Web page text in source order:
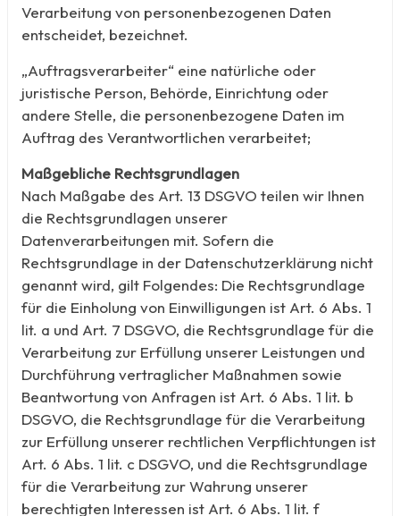
Verarbeitung von personenbezogenen Daten
entscheidet, bezeichnet.
„Auftragsverarbeiter“ eine natürliche oder
juristische Person, Behörde, Einrichtung oder
andere Stelle, die personenbezogene Daten im
Auftrag des Verantwortlichen verarbeitet;
Maßgebliche Rechtsgrundlagen
Nach Maßgabe des Art. 13 DSGVO teilen wir Ihnen
die Rechtsgrundlagen unserer
Datenverarbeitungen mit. Sofern die
Rechtsgrundlage in der Datenschutzerklärung nicht
genannt wird, gilt Folgendes: Die Rechtsgrundlage
für die Einholung von Einwilligungen ist Art. 6 Abs. 1
lit. a und Art. 7 DSGVO, die Rechtsgrundlage für die
Verarbeitung zur Erfüllung unserer Leistungen und
Durchführung vertraglicher Maßnahmen sowie
Beantwortung von Anfragen ist Art. 6 Abs. 1 lit. b
DSGVO, die Rechtsgrundlage für die Verarbeitung
zur Erfüllung unserer rechtlichen Verpflichtungen ist
Art. 6 Abs. 1 lit. c DSGVO, und die Rechtsgrundlage
für die Verarbeitung zur Wahrung unserer
berechtigten Interessen ist Art. 6 Abs. 1 lit. f